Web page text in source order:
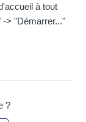
à tout
-> "Démarrer..."
?